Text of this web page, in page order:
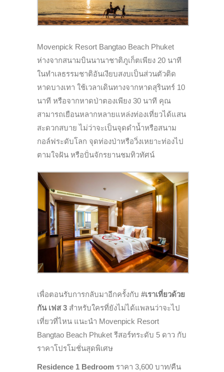
Movenpick Resort Bangtao Beach Phuket
ห่างจากสนามบินนานาชาติภูเก็ตเพียง 20 นาที
ในทำเลธรรมชาติอันเงียบสงบเป็นส่วนตัวติด
หาดบางเทา ใช้เวลาเดินทางจากหาดสุรินทร์ 10
นาที หรือจากหาดป่าตองเพียง 30 นาที คุณ
สามารถเยือนหลากหลายแหล่งท่องเที่ยวได้แสน
สะดวกสบาย ไม่ว่าจะเป็นจุดดำน้ำหรือสนาม
กอล์ฟระดับโลก จุดท่องป่าหรือวิ่งเหยาะท่องไป
ตามใจฝัน หรือปั่นจักรยานชมทิวทัศน์
เพื่อตอนรับการกลับมาอีกครั้งกับ #เราเที่ยวด้วย
กัน เฟส 3 สำหรับใครที่ยังไม่ได้แพลนว่าจะไป
เที่ยวที่ไหน แนะนำ Movenpick Resort
Bangtao Beach Phuket รีสอร์ทระดับ 5 ดาว กับ
ราคาโปรโมชั่นสุดพิเศษ
Residence 1 Bedroom ราคา 3,600 บาท/คืน